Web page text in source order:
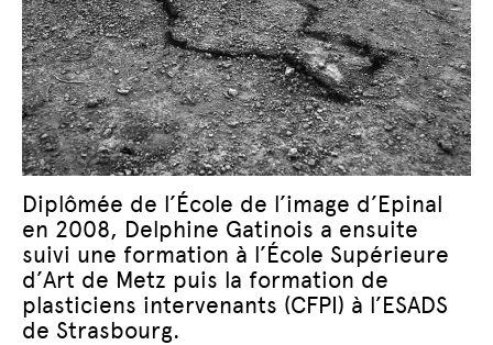
Diplômée de l’École de l’image d’Epinal
en 2008, Delphine Gatinois a ensuite
suivi une formation à l’École Supérieure
d’Art de Metz puis la formation de
plasticiens intervenants (CFPI) à l’ESADS
de Strasbourg.